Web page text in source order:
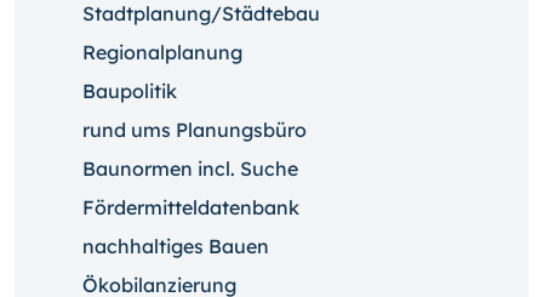
Stadtplanung/Städtebau
Regionalplanung
Baupolitik
rund ums Planungsbüro
Baunormen incl. Suche
Fördermitteldatenbank
nachhaltiges Bauen
Ökobilanzierung